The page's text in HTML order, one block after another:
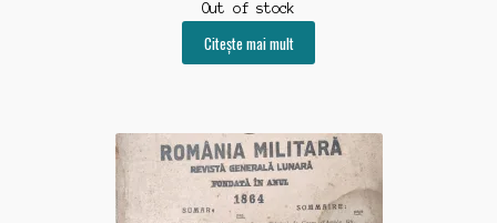
Out of stock
Citește mai mult